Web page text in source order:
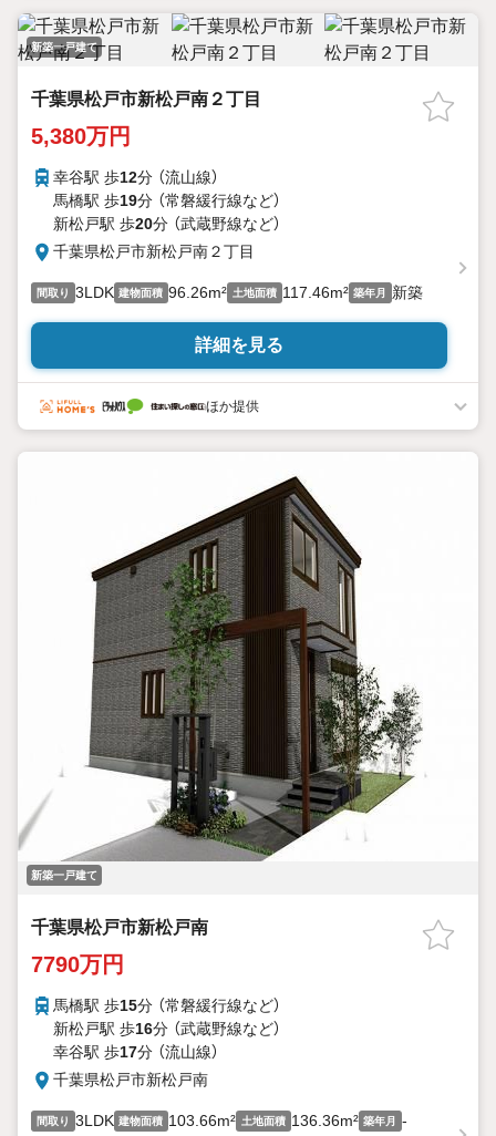
新築一戸建て
千葉県松戸市新松戸南２丁目
5,380万円
幸谷駅 歩12分 （流山線）
馬橋駅 歩19分 （常磐緩行線など）
新松戸駅 歩20分 （武蔵野線など）
千葉県松戸市新松戸南２丁目
間取り 3LDK 建物面積 96.26m² 土地面積 117.46m² 築年月 新築
詳細を見る
ほか提供
新築一戸建て
千葉県松戸市新松戸南
7790万円
馬橋駅 歩15分 （常磐緩行線など）
新松戸駅 歩16分 （武蔵野線など）
幸谷駅 歩17分 （流山線）
千葉県松戸市新松戸南
間取り 3LDK 建物面積 103.66m² 土地面積 136.36m² 築年月 -